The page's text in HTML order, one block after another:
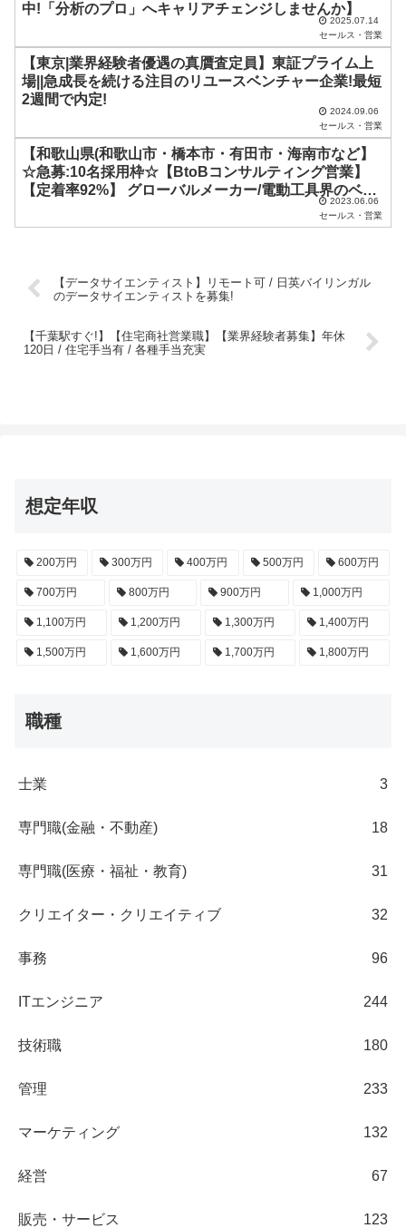
く
だ
い
中!「分析のプロ」へキャリアチェンジしませんか】
2025.07.14
セールス・営業
【東京|業界経験者優遇の真贋査定員】東証プライム上
場||急成長を続ける注目のリユースベンチャー企業!最短
2週間で内定!
2024.09.06
セールス・営業
【和歌山県(和歌山市・橋本市・有田市・海南市など】
☆急募:10名採用枠☆【BtoBコンサルティング営業】
【定着率92%】 グローバルメーカー/電動工具界のベン
ツ/直行直帰/女性も活躍中/外資系メーカー/2021年働き
がいのある企業上位選出
2023.06.06
セールス・営業
【データサイエンティスト】リモート可 / 日英バイリンガル
のデータサイエンティストを募集!
【千葉駅すぐ!】【住宅商社営業職】【業界経験者募集】年休
120日 / 住宅手当有 / 各種手当充実
想定年収
200万円 300万円 400万円 500万円 600万円
700万円 800万円 900万円 1,000万円
1,100万円 1,200万円 1,300万円 1,400万円
1,500万円 1,600万円 1,700万円 1,800万円
職種
士業 3
専門職(金融・不動産) 18
専門職(医療・福祉・教育) 31
クリエイター・クリエイティブ 32
事務 96
ITエンジニア 244
技術職 180
管理 233
マーケティング 132
経営 67
販売・サービス 123